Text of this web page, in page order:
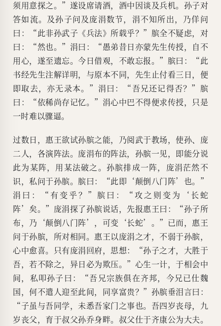
须用意探之。”遂设席请酒，酒中因谈及兵机。孙子对
答如流。及孙子问及庞涓数节，涓不知所出，乃佯问
曰：“此非孙武子《兵法》所载乎？”膑全不疑虑，对
曰：“然也。”涓曰：“愚弟昔日亦蒙先生传授，自不
用心，遂至遗忘。今日借观，不敢忘报。”膑曰：“此
书经先生注解详明，与原本不同，先生止付看三日，便
即取去，亦无录本。”涓曰：“吾兄还记得否？”膑
曰：“依稀尚存记忆。”涓心中巴不得便求传授，只是
一时难以骤逼。
过数日，惠王欲试孙膑之能，乃阅武于教场，使孙、庞
二人，各演阵法。庞涓布的阵法，孙膑一见，即能分说
此为某阵，用某法破之。孙膑排成一阵，庞涓茫然不
识，私问于孙膑。膑曰：“此即‘颠倒八门阵’也。”
涓曰：“有变乎？”膑曰：“攻之则变为‘长蛇
阵’矣。”庞涓探了孙膑说话，先报惠王曰：“孙子所
布，乃‘颠倒八门阵’，可变‘长蛇’。”已而，惠王
问于孙膑，所对相同。惠王以庞涓之才，不弱于孙膑，
心中愈喜。只有庞涓回府，思想：“孙子之才，大胜于
吾，若不除之，异日必为欺压。”心生一计，于相会中
间，私叩孙子曰：“吾兄宗族俱在齐邦，今兄已仕魏
国，何不遣人迎至此间，同享富贵？”孙膑垂泪言曰：
“子虽与吾同学，未悉吾家门之事也。吾四岁丧母，九
岁丧父，育于叔父孙乔身畔。叔父仕于齐康公为大夫。